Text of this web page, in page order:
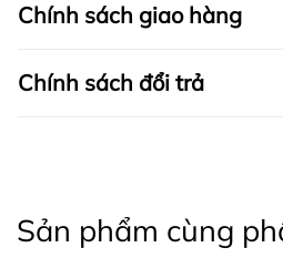
Chính sách giao hàng
Chính sách đổi trả
Sản phẩm cùng